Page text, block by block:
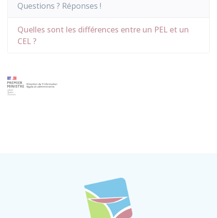
Questions ? Réponses !
Quelles sont les différences entre un PEL et un
CEL ?